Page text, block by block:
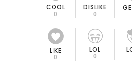
COOL
0
DISLIKE
0
LIKE
0
LOL
0